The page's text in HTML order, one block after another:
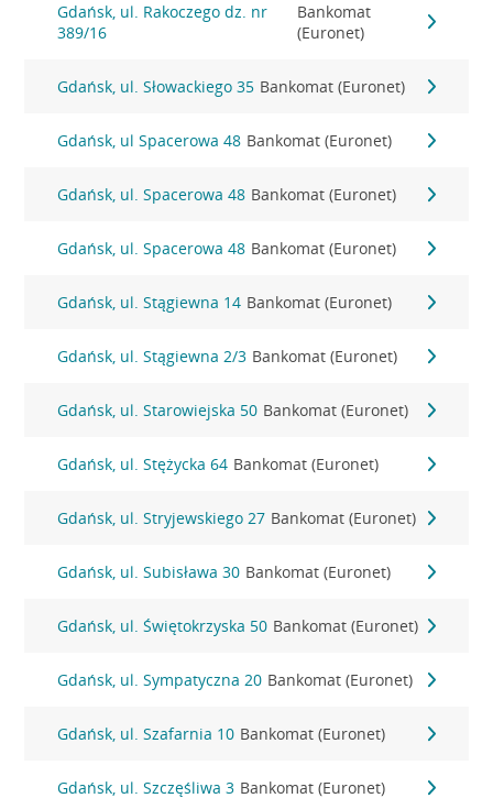
Gdańsk, ul. Rakoczego dz. nr
389/16
Bankomat
(Euronet)
Gdańsk, ul. Słowackiego 35 Bankomat (Euronet)
Gdańsk, ul Spacerowa 48 Bankomat (Euronet)
Gdańsk, ul. Spacerowa 48 Bankomat (Euronet)
Gdańsk, ul. Spacerowa 48 Bankomat (Euronet)
Gdańsk, ul. Stągiewna 14 Bankomat (Euronet)
Gdańsk, ul. Stągiewna 2/3 Bankomat (Euronet)
Gdańsk, ul. Starowiejska 50 Bankomat (Euronet)
Gdańsk, ul. Stężycka 64 Bankomat (Euronet)
Gdańsk, ul. Stryjewskiego 27 Bankomat (Euronet)
Gdańsk, ul. Subisława 30 Bankomat (Euronet)
Gdańsk, ul. Świętokrzyska 50 Bankomat (Euronet)
Gdańsk, ul. Sympatyczna 20 Bankomat (Euronet)
Gdańsk, ul. Szafarnia 10 Bankomat (Euronet)
Gdańsk, ul. Szczęśliwa 3 Bankomat (Euronet)